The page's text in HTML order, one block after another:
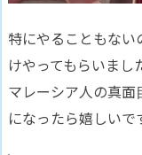
特にやることもない
けやってもらいまし
マレーシア人の真面
になったら嬉しいで